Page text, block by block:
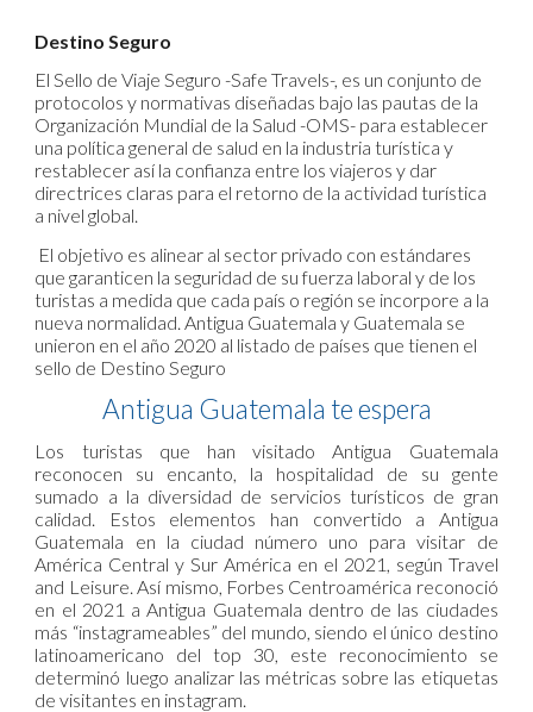
Destino Seguro
El Sello de Viaje Seguro -Safe Travels-, es un conjunto de
protocolos y normativas diseñadas bajo las pautas de la
Organización Mundial de la Salud -OMS- para establecer
una política general de salud en la industria turística y
restablecer así la confianza entre los viajeros y dar
directrices claras para el retorno de la actividad turística
a nivel global.
El objetivo es alinear al sector privado con estándares
que garanticen la seguridad de su fuerza laboral y de los
turistas a medida que cada país o región se incorpore a la
nueva normalidad. Antigua Guatemala y Guatemala se
unieron en el año 2020 al listado de países que tienen el
sello de Destino Seguro
Antigua Guatemala te espera
Los turistas que han visitado Antigua Guatemala
reconocen su encanto, la hospitalidad de su gente
sumado a la diversidad de servicios turísticos de gran
calidad. Estos elementos han convertido a Antigua
Guatemala en la ciudad número uno para visitar de
América Central y Sur América en el 2021, según Travel
and Leisure. Así mismo, Forbes Centroamérica reconoció
en el 2021 a Antigua Guatemala dentro de las ciudades
más “instagrameables” del mundo, siendo el único destino
latinoamericano del top 30, este reconocimiento se
determinó luego analizar las métricas sobre las etiquetas
de visitantes en instagram.